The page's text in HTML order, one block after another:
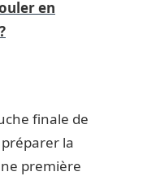
en
finale de
la
première